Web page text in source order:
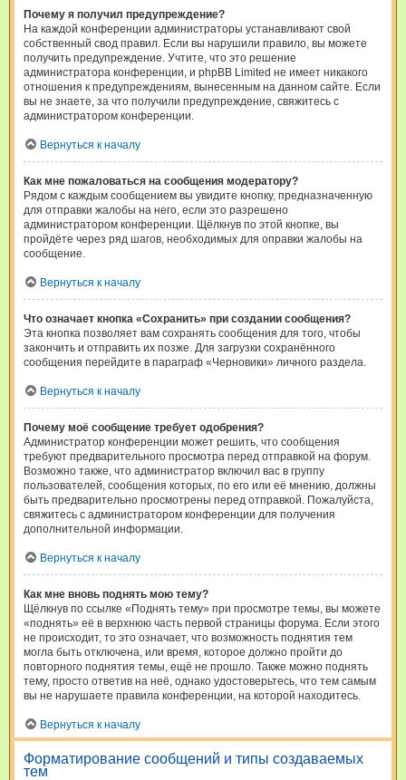
Почему я получил предупреждение?
На каждой конференции администраторы устанавливают свой
собственный свод правил. Если вы нарушили правило, вы можете
получить предупреждение. Учтите, что это решение
администратора конференции, и phpBB Limited не имеет никакого
отношения к предупреждениям, вынесенным на данном сайте. Если
вы не знаете, за что получили предупреждение, свяжитесь с
администратором конференции.
Вернуться к началу
Как мне пожаловаться на сообщения модератору?
Рядом с каждым сообщением вы увидите кнопку, предназначенную
для отправки жалобы на него, если это разрешено
администратором конференции. Щёлкнув по этой кнопке, вы
пройдёте через ряд шагов, необходимых для оправки жалобы на
сообщение.
Вернуться к началу
Что означает кнопка «Сохранить» при создании сообщения?
Эта кнопка позволяет вам сохранять сообщения для того, чтобы
закончить и отправить их позже. Для загрузки сохранённого
сообщения перейдите в параграф «Черновики» личного раздела.
Вернуться к началу
Почему моё сообщение требует одобрения?
Администратор конференции может решить, что сообщения
требуют предварительного просмотра перед отправкой на форум.
Возможно также, что администратор включил вас в группу
пользователей, сообщения которых, по его или её мнению, должны
быть предварительно просмотрены перед отправкой. Пожалуйста,
свяжитесь с администратором конференции для получения
дополнительной информации.
Вернуться к началу
Как мне вновь поднять мою тему?
Щёлкнув по ссылке «Поднять тему» при просмотре темы, вы можете
«поднять» её в верхнюю часть первой страницы форума. Если этого
не происходит, то это означает, что возможность поднятия тем
могла быть отключена, или время, которое должно пройти до
повторного поднятия темы, ещё не прошло. Также можно поднять
тему, просто ответив на неё, однако удостоверьтесь, что тем самым
вы не нарушаете правила конференции, на которой находитесь.
Вернуться к началу
Форматирование сообщений и типы создаваемых
тем